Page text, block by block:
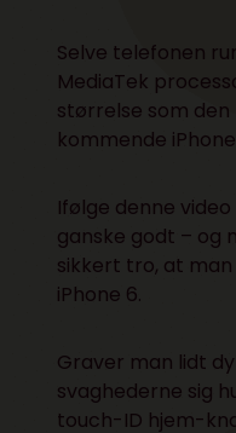
Selve telefonen
MediaTek
størrelse som
kommende
Ifølge denne video
ganske godt – og
sikkert tro, at
iPhone 6.
Graver man lidt
svaghederne sig
touch-ID hjem-